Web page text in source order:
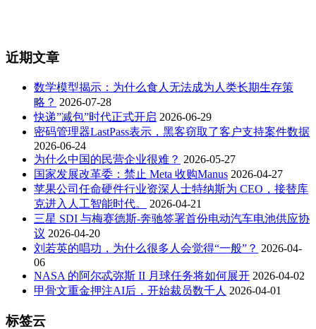
近期文章
数学模型揭示：为什么食人无法成为人类长期生存策
略？ 2026-07-28
快递”减包”时代正式开启 2026-06-29
密码管理器LastPass表示，黑客窃取了客户支持案件数据
2026-06-24
为什么中国的民营企业很难？ 2026-05-27
国家发展改革委：禁止 Meta 收购Manus 2026-04-27
苹果公司任命硬件行业资深人士特纳斯为 CEO，接替库
克进入人工智能时代。
2026-04-21
三星 SDI 与梅赛德斯-奔驰签署首份电动汽车电池供应协
议 2026-04-20
刘若英的唱功，为什么很多人会觉得“一般”？ 2026-04-
06
NASA 的阿尔忒弥斯 II 月球任务将如何展开 2026-04-02
甲骨文重金押注AI后，开始裁员数千人 2026-04-01
标签云